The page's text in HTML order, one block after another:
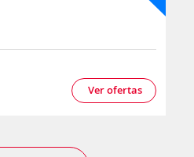
Ver ofertas